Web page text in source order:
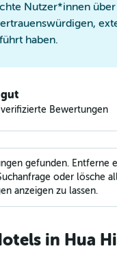
Nutzer*innen
haben.
gut
verifizierte Bewertungen
gefunden. Entferne
oder lösche
anzeigen zu lassen.
in Hua